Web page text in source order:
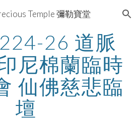
Skip to navigation
Temple 彌勒寶堂
26 道脈
尼棉蘭臨時
仙佛慈悲臨
壇